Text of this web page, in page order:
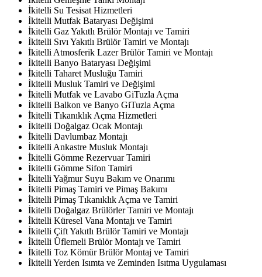
İkitelli Su Tesisat Hizmetleri
İkitelli Mutfak Bataryası Değişimi
İkitelli Gaz Yakıtlı Brülör Montajı ve Tamiri
İkitelli Sıvı Yakıtlı Brülör Tamiri ve Montajı
İkitelli Atmosferik Lazer Brülör Tamiri ve Montajı
İkitelli Banyo Bataryası Değişimi
İkitelli Taharet Musluğu Tamiri
İkitelli Musluk Tamiri ve Değişimi
İkitelli Mutfak ve Lavabo GiTuzla Açma
İkitelli Balkon ve Banyo GiTuzla Açma
İkitelli Tıkanıklık Açma Hizmetleri
İkitelli Doğalgaz Ocak Montajı
İkitelli Davlumbaz Montajı
İkitelli Ankastre Musluk Montajı
İkitelli Gömme Rezervuar Tamiri
İkitelli Gömme Sifon Tamiri
İkitelli Yağmur Suyu Bakım ve Onarımı
İkitelli Pimaş Tamiri ve Pimaş Bakımı
İkitelli Pimaş Tıkanıklık Açma ve Tamiri
İkitelli Doğalgaz Brülörler Tamiri ve Montajı
İkitelli Küresel Vana Montajı ve Tamiri
İkitelli Çift Yakıtlı Brülör Tamiri ve Montajı
İkitelli Üflemeli Brülör Montajı ve Tamiri
İkitelli Toz Kömür Brülör Montaj ve Tamiri
İkitelli Yerden Isımta ve Zeminden Isıtma Uygulaması